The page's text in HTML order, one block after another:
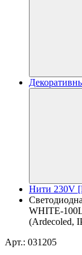
Нити 230V
WHITE-
(Ardecoled,
Арт.: 031205